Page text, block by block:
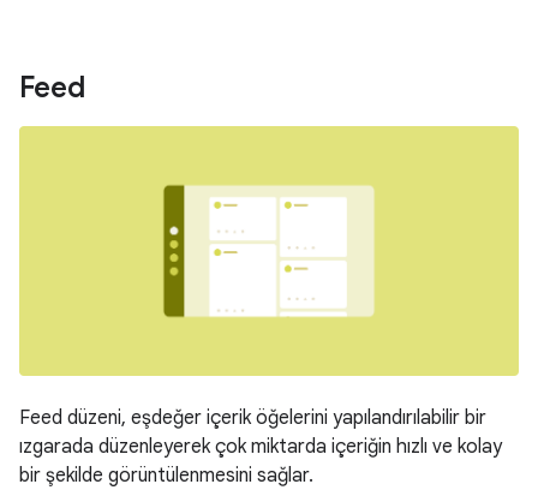
Feed
Feed düzeni, eşdeğer içerik öğelerini yapılandırılabilir bir
ızgarada düzenleyerek çok miktarda içeriğin hızlı ve kolay
bir şekilde görüntülenmesini sağlar.